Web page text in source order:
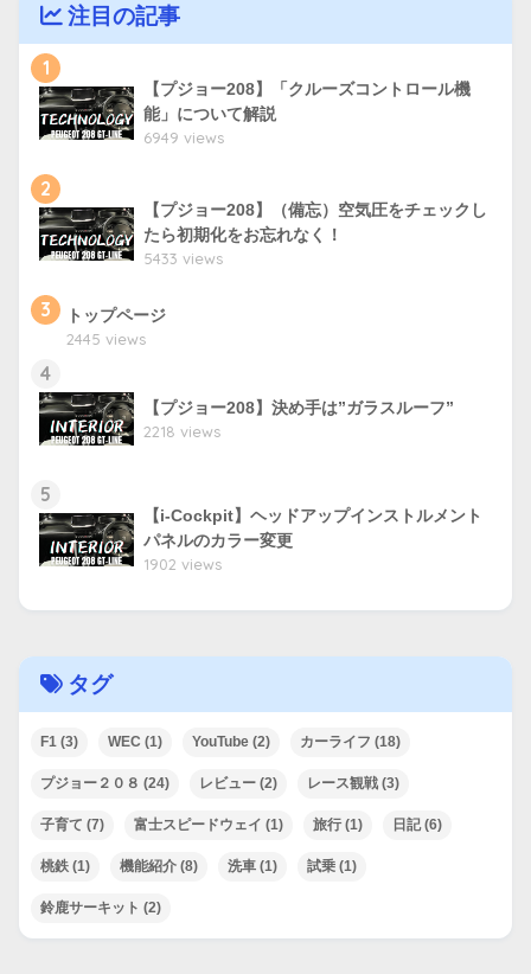
注目の記事
1
【プジョー208】「クルーズコントロール機
能」について解説
6949 views
2
【プジョー208】（備忘）空気圧をチェックし
たら初期化をお忘れなく！
5433 views
3
トップページ
2445 views
4
【プジョー208】決め手は”ガラスルーフ”
2218 views
5
【i-Cockpit】ヘッドアップインストルメント
パネルのカラー変更
1902 views
タグ
F1 (3) WEC (1) YouTube (2) カーライフ (18)
プジョー２０８ (24) レビュー (2) レース観戦 (3)
子育て (7) 富士スピードウェイ (1) 旅行 (1) 日記(6)
桃鉄 (1) 機能紹介 (8) 洗車 (1) 試乗 (1)
鈴鹿サーキット (2)